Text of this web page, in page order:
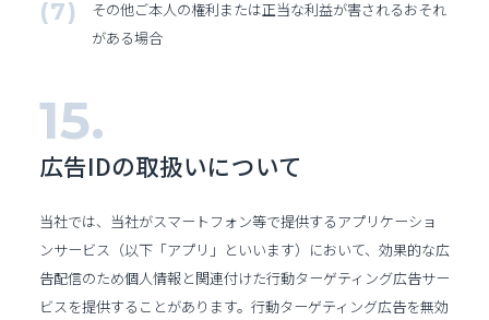
その他ご本人の権利または正当な利益が害されるおそれ
がある場合
広告IDの取扱いについて
当社では、当社がスマートフォン等で提供するアプリケーショ
ンサービス（以下「アプリ」といいます）において、効果的な広
告配信のため個人情報と関連付けた行動ターゲティング広告サー
ビスを提供することがあります。行動ターゲティング広告を無効